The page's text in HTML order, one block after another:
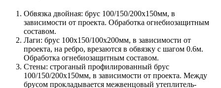
Обвязка двойная: брус 100/150/200х150мм, в
зависимости от проекта. Обработка огнебиозащитным
составом.
Лаги: брус 100х150/100х200мм, в зависимости от
проекта, на ребро, врезаются в обвязку с шагом 0.6м.
Обработка огнебиозащитным составом.
Стены: строганый профилированный брус
100/150/200х150мм, в зависимости от проекта. Между
брусом прокладывается межвенцовый утеплитель-